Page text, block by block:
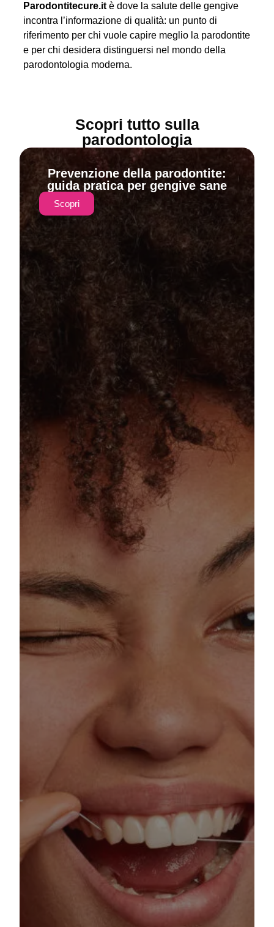
Parodontitecure.it è dove la salute delle gengive
incontra l’informazione di qualità: un punto di
riferimento per chi vuole capire meglio la parodontite
e per chi desidera distinguersi nel mondo della
parodontologia moderna.
Scopri tutto sulla
parodontologia
Prevenzione della parodontite:
guida pratica per gengive sane
Scopri